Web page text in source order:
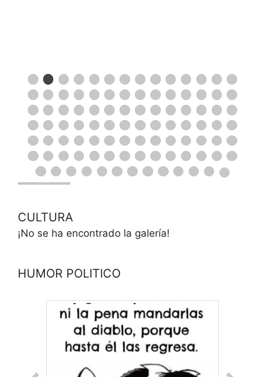
CULTURA
¡No se ha encontrado la galería!
HUMOR POLITICO